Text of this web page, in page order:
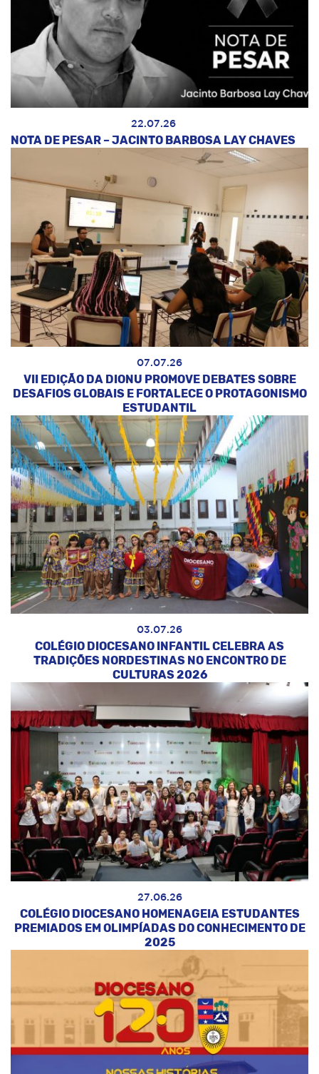
22.07.26
NOTA DE PESAR – JACINTO BARBOSA LAY CHAVES
07.07.26
VII EDIÇÃO DA DIONU PROMOVE DEBATES SOBRE
DESAFIOS GLOBAIS E FORTALECE O PROTAGONISMO
ESTUDANTIL
03.07.26
COLÉGIO DIOCESANO INFANTIL CELEBRA AS
TRADIÇÕES NORDESTINAS NO ENCONTRO DE
CULTURAS 2026
27.06.26
COLÉGIO DIOCESANO HOMENAGEIA ESTUDANTES
PREMIADOS EM OLIMPÍADAS DO CONHECIMENTO DE
2025